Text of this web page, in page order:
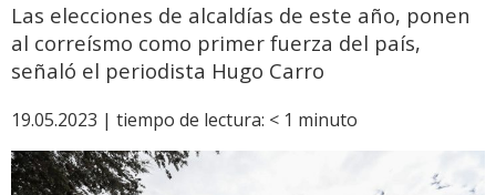
Las elecciones de alcaldías de este año, ponen
al correísmo como primer fuerza del país,
señaló el periodista Hugo Carro
19.05.2023 | tiempo de lectura: < 1 minuto